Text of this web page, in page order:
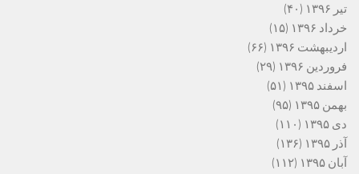
تیر ۱۳۹۶
(۴۰)
خرداد ۱۳۹۶
(۱۵)
اردیبهشت ۱۳۹۶
(۶۶)
فروردین ۱۳۹۶
(۲۹)
اسفند ۱۳۹۵
(۵۱)
بهمن ۱۳۹۵
(۹۵)
دی ۱۳۹۵
(۱۱۰)
آذر ۱۳۹۵
(۱۳۶)
آبان ۱۳۹۵
(۱۱۲)